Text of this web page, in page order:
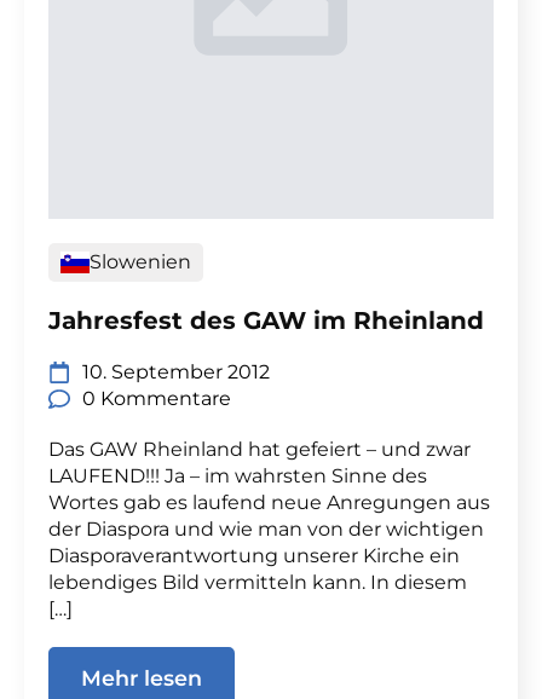
Slowenien
Jahresfest des GAW im Rheinland
10. September 2012
0 Kommentare
Das GAW Rheinland hat gefeiert – und zwar
LAUFEND!!! Ja – im wahrsten Sinne des
Wortes gab es laufend neue Anregungen aus
der Diaspora und wie man von der wichtigen
Diasporaverantwortung unserer Kirche ein
lebendiges Bild vermitteln kann. In diesem
[…]
Mehr lesen